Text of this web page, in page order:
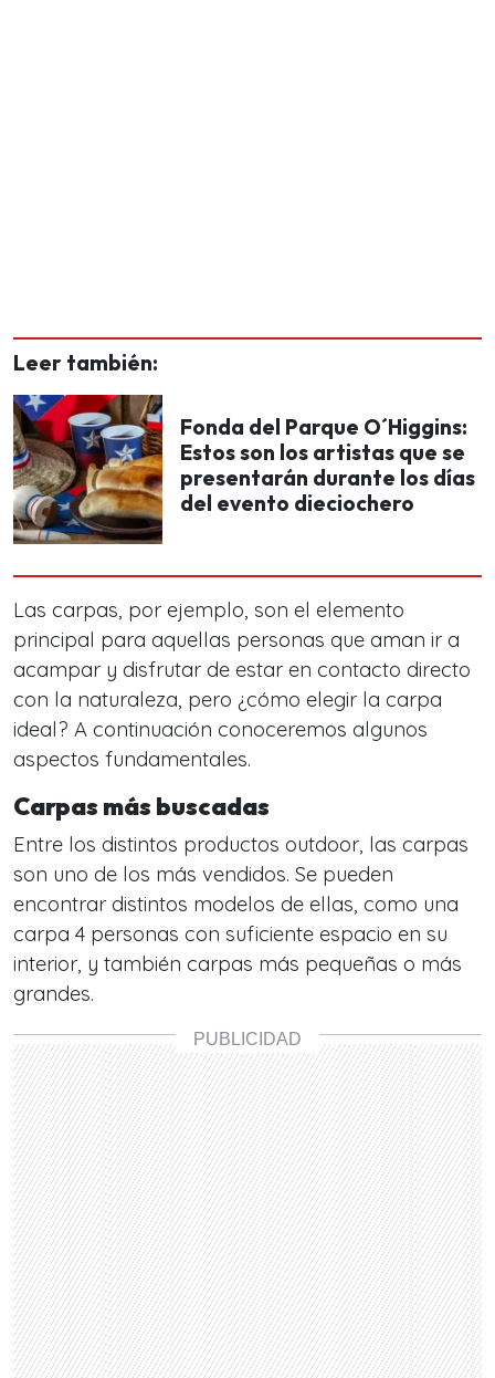
Leer también:
Fonda del Parque O´Higgins:
Estos son los artistas que se
presentarán durante los días
del evento dieciochero
Las carpas, por ejemplo, son el elemento
principal para aquellas personas que aman ir a
acampar y disfrutar de estar en contacto directo
con la naturaleza, pero ¿cómo elegir la carpa
ideal? A continuación conoceremos algunos
aspectos fundamentales.
Carpas más buscadas
Entre los distintos productos outdoor, las carpas
son uno de los más vendidos. Se pueden
encontrar distintos modelos de ellas, como una
carpa 4 personas con suficiente espacio en su
interior, y también carpas más pequeñas o más
grandes.